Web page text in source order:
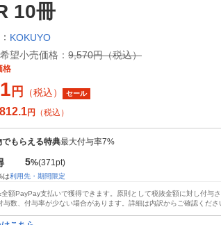
10冊
KOKUYO
望小売価格： 9,570円（税込）
格
円 （税込） セール
812.1円 （税込）
でもらえる特典最大付与率7%
5%(371pt)
は利用先・期間限定
全額PayPay支払いで獲得できます。原則として税抜金額に対し付与
与数、付与率が少ない場合があります。詳細は内訳からご確認くださ